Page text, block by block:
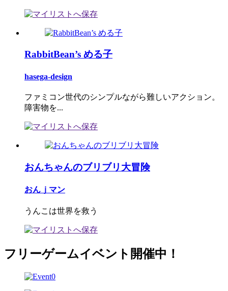
RabbitBean’s める子
hasega-design
ファミコン世代のシンプルながら難しいアクション。
障害物を...
おんちゃんのブリブリ大冒険
おんｊマン
うんこは世界を救う
フリーゲームイベント開催中！